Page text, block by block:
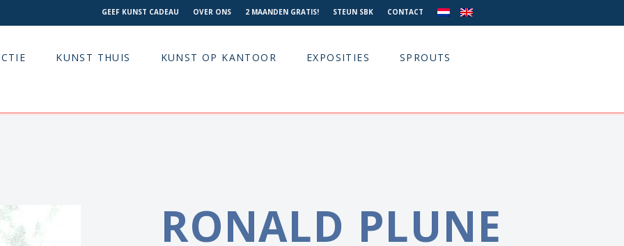
GEEF KUNST CADEAU OVER ONS 2 MAANDEN GRATIS! STEUN SBK CONTACT
KUNST THUIS KUNST OP KANTOOR EXPOSITIES SPROUTS
RONALD PLUNE